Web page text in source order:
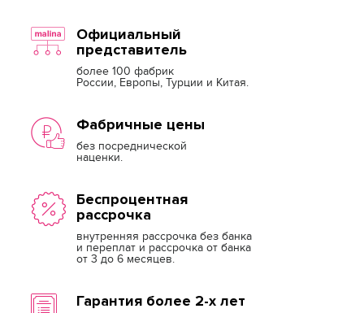
Официальный
представитель
более 100 фабрик
России, Европы, Турции и Китая.
Фабричные цены
без посреднической
наценки.
Беспроцентная
рассрочка
внутренняя рассрочка без банка
и переплат и рассрочка от банка
от 3 до 6 месяцев.
Гарантия более 2-х лет